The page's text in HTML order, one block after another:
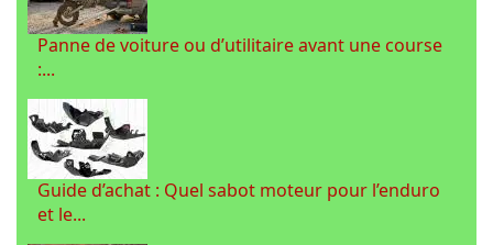
Panne de voiture ou d’utilitaire avant une course
:...
Guide d’achat : Quel sabot moteur pour l’enduro
et le...